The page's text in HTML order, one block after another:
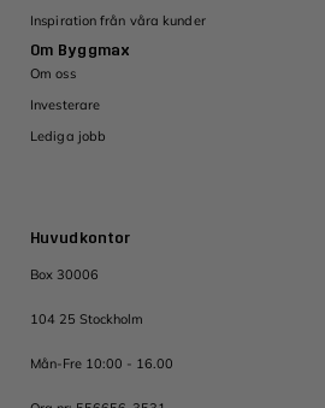
Huvudkontor
Box 30006
104 25 Stockholm
Mån-Fre 10:00 - 16.00
Inspiration från våra kunder
Om Byggmax
Om oss
Investerare
Lediga jobb